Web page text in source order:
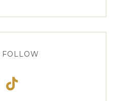
FOLLOW
TikTok